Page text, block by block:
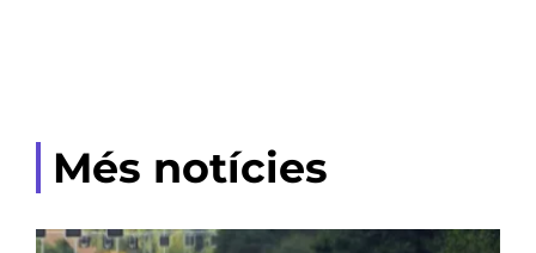
Més notícies